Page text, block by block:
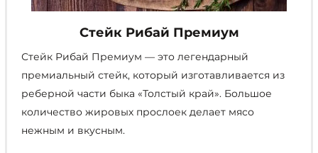
Стейк Рибай Премиум
Стейк Рибай Премиум — это легендарный
премиальный стейк, который изготавливается из
реберной части быка «Толстый край». Большое
количество жировых прослоек делает мясо
нежным и вкусным.